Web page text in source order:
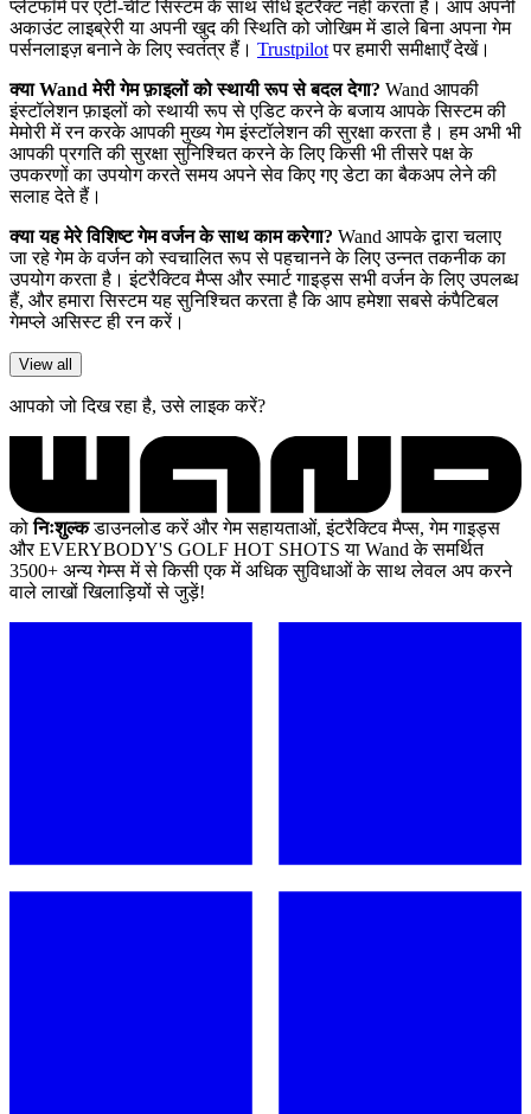
प्लेटफॉर्म पर एंटी-चीट सिस्टम के साथ सीधे इंटरैक्ट नहीं करता है। आप अपनी
अकाउंट लाइब्रेरी या अपनी खुद की स्थिति को जोखिम में डाले बिना अपना गेम
पर्सनलाइज़ बनाने के लिए स्वतंत्र हैं। Trustpilotपर हमारी समीक्षाएँ देखें।
क्या Wand मेरी गेम फ़ाइलों को स्थायी रूप से बदल देगा? Wand आपकी
इंस्टॉलेशन फ़ाइलों को स्थायी रूप से एडिट करने के बजाय आपके सिस्टम की
मेमोरी में रन करके आपकी मुख्य गेम इंस्टॉलेशन की सुरक्षा करता है। हम अभी भी
आपकी प्रगति की सुरक्षा सुनिश्चित करने के लिए किसी भी तीसरे पक्ष के
उपकरणों का उपयोग करते समय अपने सेव किए गए डेटा का बैकअप लेने की
सलाह देते हैं।
क्या यह मेरे विशिष्ट गेम वर्जन के साथ काम करेगा? Wand आपके द्वारा चलाए
जा रहे गेम के वर्जन को स्वचालित रूप से पहचानने के लिए उन्नत तकनीक का
उपयोग करता है। इंटरैक्टिव मैप्स और स्मार्ट गाइड्स सभी वर्जन के लिए उपलब्ध
हैं, और हमारा सिस्टम यह सुनिश्चित करता है कि आप हमेशा सबसे कंपैटिबल
गेमप्ले असिस्ट ही रन करें।
View all
आपको जो दिख रहा है, उसे लाइक करें?
कोनिःशुल्कडाउनलोड करें और गेम सहायताओं, इंटरैक्टिव मैप्स, गेम गाइड्स
और EVERYBODY'S GOLF HOT SHOTS या Wand के समर्थित
3500+ अन्य गेम्स में से किसी एक में अधिक सुविधाओं के साथ लेवल अप करने
वाले लाखों खिलाड़ियों से जुड़ें!